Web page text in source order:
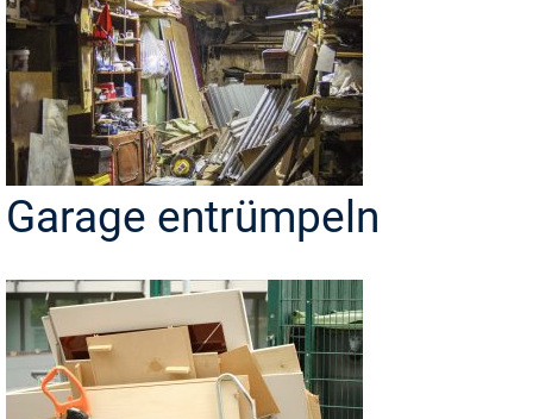
Garage entrümpeln